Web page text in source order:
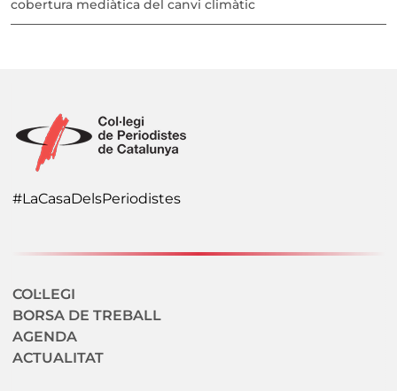
cobertura mediàtica del canvi climàtic
#LaCasaDelsPeriodistes
Navegació secundaria
COL·LEGI
BORSA DE TREBALL
AGENDA
ACTUALITAT